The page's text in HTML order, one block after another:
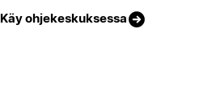
Käy ohjekeskuksessa